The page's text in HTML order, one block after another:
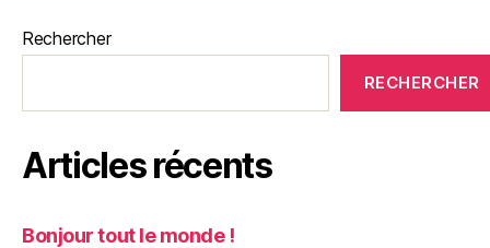
Rechercher
RECHERCHER
Articles récents
Bonjour tout le monde !